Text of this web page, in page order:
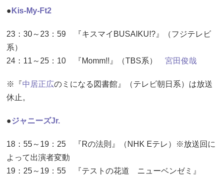
● Kis-My-Ft2
23：30～23：59 『キスマイBUSAIKU!?』（フジテレビ
系）
24：11～25：10 『Momm!!』（TBS系） 宮田俊哉
※『中居正広のミになる図書館』（テレビ朝日系）は放送
休止。
●ジャニーズJr.
18：55～19：25 『Rの法則』（NHK Eテレ）※放送回に
よって出演者変動
19：25～19：55 『テストの花道 ニューベンゼミ』